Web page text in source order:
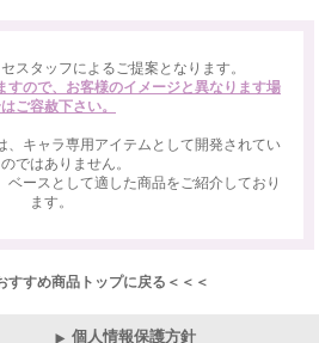
スタッフによるご提案となります。
すので、お客様のイメージと異なります場
ご容赦下さい。
、キャラ専用アイテムとして開発されてい
ではありません。
ベースとして適した商品をご紹介しており
ます。
すすめ商品トップに戻る＜＜＜
個人情報保護方針